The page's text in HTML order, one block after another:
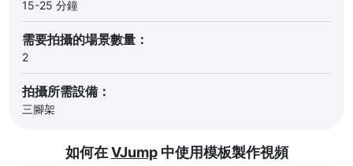
15-25 分鐘
需要拍攝的場景數量：
2
拍攝所需設備：
三腳架
如何在VJump中使用模板製作視頻